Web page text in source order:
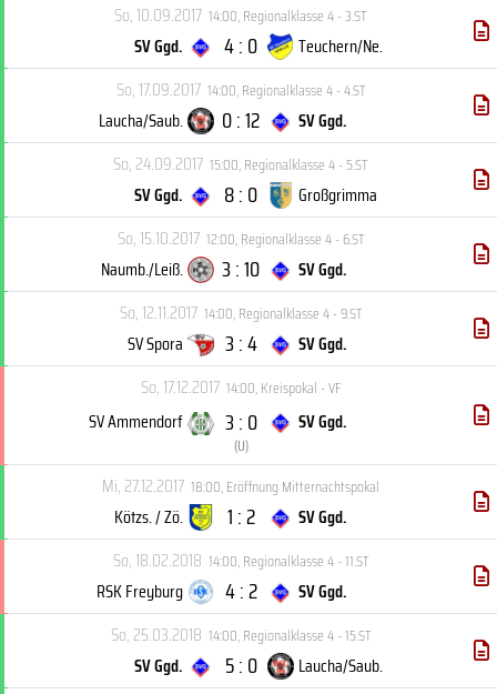
So, 10.09.2017 14:00,Regionalklasse 4 - 3.ST
SV Ggd. 4 : 0
Teuchern/Ne.
So, 17.09.2017 14:00,Regionalklasse 4 - 4.ST
Laucha/Saub. 0 : 12
SV Ggd.
So, 24.09.2017 15:00,Regionalklasse 4 - 5.ST
SV Ggd. 8 : 0
Großgrimma
So, 15.10.2017 12:00,Regionalklasse 4 - 6.ST
Naumb./Leiß. 3 : 10
SV Ggd.
So, 12.11.2017 14:00,Regionalklasse 4 - 9.ST
SV Spora 3 : 4
SV Ggd.
So, 17.12.2017 14:00,Kreispokal - VF
SV Ammendorf 3 : 0
(U)
SV Ggd.
Mi, 27.12.2017 18:00,Eröffnung Mitternachtspokal
Kötzs. / Zö. 1 : 2
SV Ggd.
So, 18.02.2018 14:00,Regionalklasse 4 - 11.ST
RSK Freyburg 4 : 2
SV Ggd.
So, 25.03.2018 14:00,Regionalklasse 4 - 15.ST
SV Ggd. 5 : 0
Laucha/Saub.